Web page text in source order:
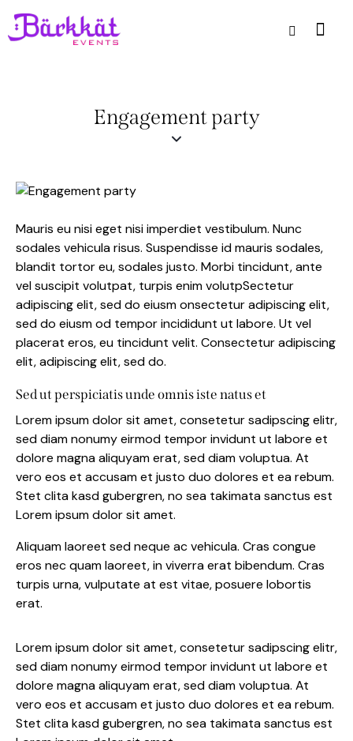
Engagement party
Mauris eu nisi eget nisi imperdiet vestibulum. Nunc
sodales vehicula risus. Suspendisse id mauris sodales,
blandit tortor eu, sodales justo. Morbi tincidunt, ante
vel suscipit volutpat, turpis enim volutpSectetur
adipiscing elit, sed do eiusm onsectetur adipiscing elit,
sed do eiusm od tempor incididunt ut labore. Ut vel
placerat eros, eu tincidunt velit. Consectetur adipiscing
elit, adipiscing elit, sed do.
Sed ut perspiciatis unde omnis iste natus et
Lorem ipsum dolor sit amet, consetetur sadipscing elitr,
sed diam nonumy eirmod tempor invidunt ut labore et
dolore magna aliquyam erat, sed diam voluptua. At
vero eos et accusam et justo duo dolores et ea rebum.
Stet clita kasd gubergren, no sea takimata sanctus est
Lorem ipsum dolor sit amet.
Aliquam laoreet sed neque ac vehicula. Cras congue
eros nec quam laoreet, in viverra erat bibendum. Cras
turpis urna, vulputate at est vitae, posuere lobortis
erat.
Lorem ipsum dolor sit amet, consetetur sadipscing elitr,
sed diam nonumy eirmod tempor invidunt ut labore et
dolore magna aliquyam erat, sed diam voluptua. At
vero eos et accusam et justo duo dolores et ea rebum.
Stet clita kasd gubergren, no sea takimata sanctus est